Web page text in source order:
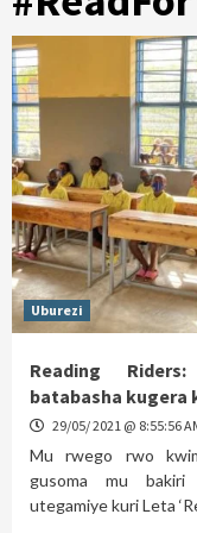
Uburezi
Reading
batabasha kugera
29/05/ 2021 @ 8:55:56
Mu rwego rwo
gusoma mu bakiri
utegamiye kuri Leta